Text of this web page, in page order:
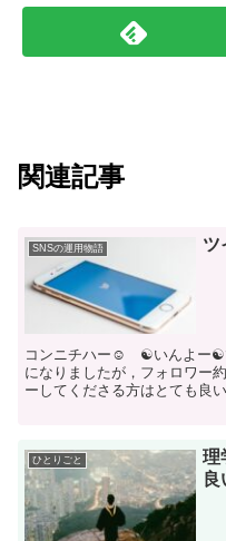
関連記事
SNSの運用物語 ツ
コンニチハー☺ ☯いんよー☯
になりましたが，フォロワー
ーしてくださる方はとても良
ひとりごと
理